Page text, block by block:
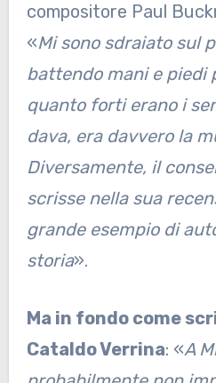
compositore Paul
«Mi sono sdraiato sul
battendo mani e piedi
quanto forti erano i
dava, era davvero la
Diversamente, il
scrisse nella sua
grande esempio di
storia».
Ma in fondo come
Cataldo Verrina: «A